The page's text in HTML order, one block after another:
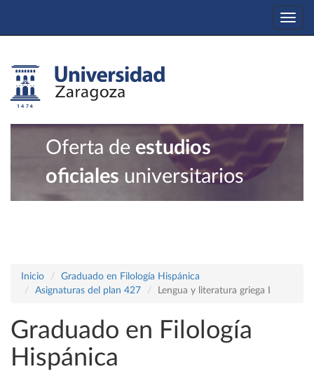
Oferta de estudios
oficiales universitarios
Inicio
Graduado en Filología Hispánica
Asignaturas del plan 427
Lengua y literatura griega I
Graduado en Filología
Hispánica